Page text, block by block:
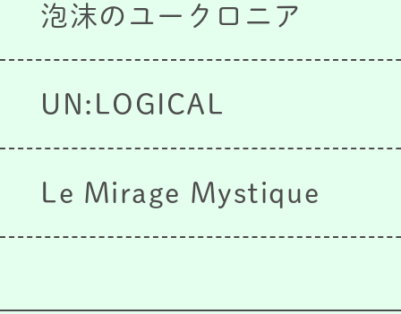
泡沫のユークロニア
UN:LOGICAL
Le Mirage Mystique